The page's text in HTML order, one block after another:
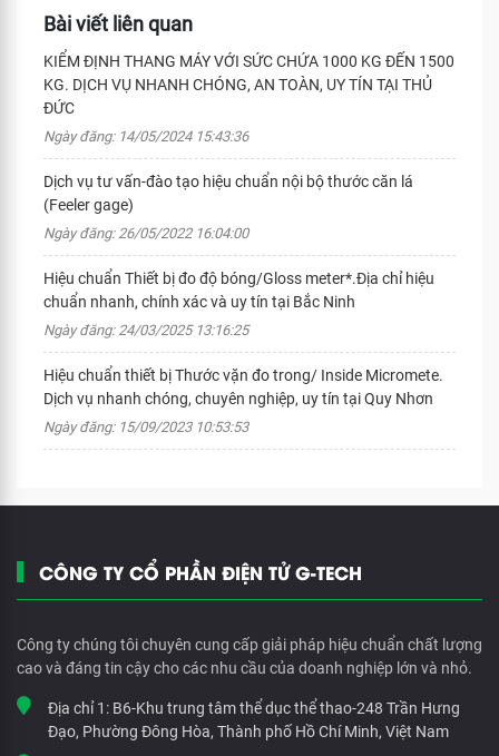
Bài viết liên quan
KIỂM ĐỊNH THANG MÁY VỚI SỨC CHỨA 1000 KG ĐẾN 1500
KG. DỊCH VỤ NHANH CHÓNG, AN TOÀN, UY TÍN TẠI THỦ
ĐỨC
Ngày đăng: 14/05/2024 15:43:36
Dịch vụ tư vấn-đào tạo hiệu chuẩn nội bộ thước căn lá
(Feeler gage)
Ngày đăng: 26/05/2022 16:04:00
Hiệu chuẩn Thiết bị đo độ bóng/Gloss meter*.Địa chỉ hiệu
chuẩn nhanh, chính xác và uy tín tại Bắc Ninh
Ngày đăng: 24/03/2025 13:16:25
Hiệu chuẩn thiết bị Thước vặn đo trong/ Inside Micromete.
Dịch vụ nhanh chóng, chuyên nghiệp, uy tín tại Quy Nhơn
Ngày đăng: 15/09/2023 10:53:53
CÔNG TY CỔ PHẦN ĐIỆN TỬ G-TECH
Công ty chúng tôi chuyên cung cấp giải pháp hiệu chuẩn chất lượng
cao và đáng tin cậy cho các nhu cầu của doanh nghiệp lớn và nhỏ.
Địa chỉ 1: B6-Khu trung tâm thể dục thể thao-248 Trần Hưng
Đạo, Phường Đông Hòa, Thành phố Hồ Chí Minh, Việt Nam